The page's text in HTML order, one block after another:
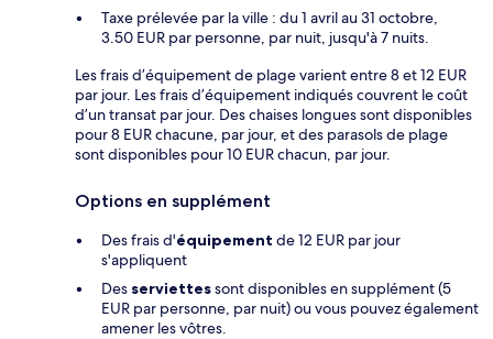
Taxe prélevée par la ville : du 1 avril au 31 octobre,
3.50 EUR par personne, par nuit, jusqu'à 7 nuits.
Les frais d’équipement de plage varient entre 8 et 12 EUR
par jour. Les frais d’équipement indiqués couvrent le coût
d’un transat par jour. Des chaises longues sont disponibles
pour 8 EUR chacune, par jour, et des parasols de plage
sont disponibles pour 10 EUR chacun, par jour.
Options en supplément
Des frais d'équipement de 12 EUR par jour
s'appliquent
Des serviettessont disponibles en supplément (5
EUR par personne, par nuit) ou vous pouvez également
amener les vôtres.